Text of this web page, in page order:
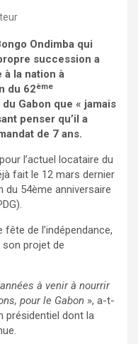
Ondimba qui
succession a
à la nation à
du 62ème
Gabon que « jamais
penser qu’il a
de 7 ans.
l’actuel locataire du
fait le 12 mars dernier
du 54ème anniversaire
de l’indépendance,
son projet de
à venir à nourrir
pour le Gabon », a-t-
présidentiel dont la